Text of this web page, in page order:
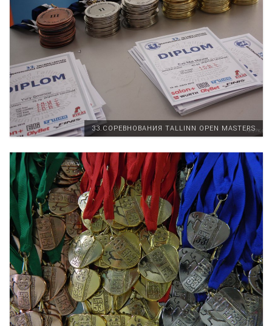
33.СОРЕВНОВАНИЯ TALLINN OPEN MASTERS